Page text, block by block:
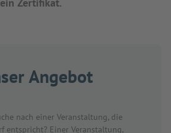
Angebot
nach einer Veranstaltung, die
entspricht? Einer Veranstaltung,